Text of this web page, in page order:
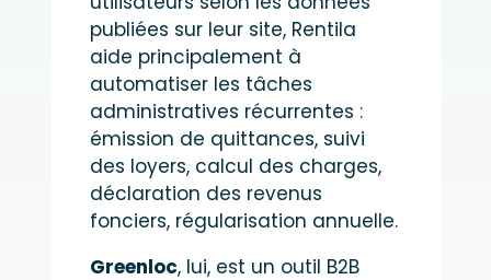
publiées sur leur site, Rentila
aide principalement à
automatiser les tâches
administratives récurrentes :
émission de quittances, suivi
des loyers, calcul des charges,
déclaration des revenus
fonciers, régularisation annuelle.
Greenloc, lui, est un outil B2B